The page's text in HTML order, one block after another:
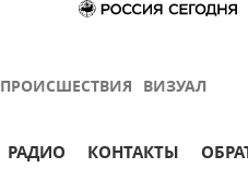
ПРОИСШЕСТВИЯ ВИЗУАЛ
РАДИО КОНТАКТЫ